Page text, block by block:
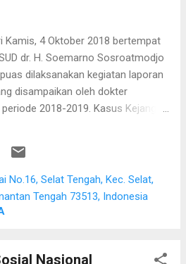
Kamis, 4 Oktober 2018 bertempat
dr. H. Soemarno Sosroatmodjo
dilaksanakan kegiatan laporan
disampaikan oleh dokter
2018-2019. Kasus Kejang
Neonatus oleh dr. Agnes Borneo.
tersebut dibimbing oleh dr. Putri
Pendamping yang hadir dalam
kasus ini adalah dr. Erny Indrawati
yang muncul dari para peserta
No.16, Selat Tengah, Kec. Selat,
Tengah 73513, Indonesia
Nasional